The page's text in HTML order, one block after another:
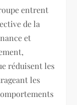
entrent
de la
et
réduisent les
les